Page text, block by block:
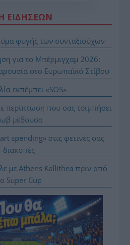
ΕΙΔΗΣΕΩΝ
φυγής των συνταξιούχων
για το Μπέρμιγχαμ 2026:
στο Ευρωπαϊκό Στίβου
εκπέμπει «SOS»
περίπτωση που σας τσιμπήσει
μέδουσα
spending» στις φετινές σας
διακοπές
με Athens Kallithea πριν από
Super Cup